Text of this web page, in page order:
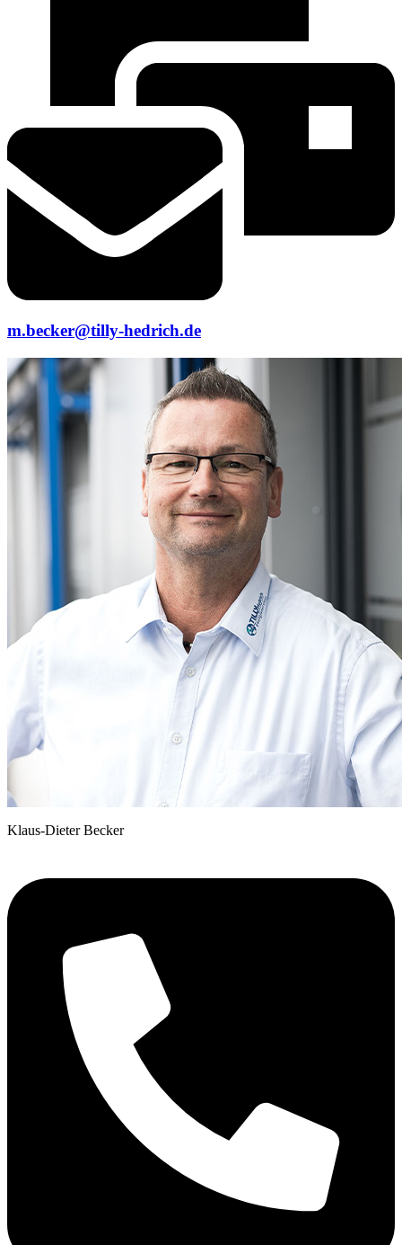
m.becker@tilly-hedrich.de
Klaus-Dieter Becker